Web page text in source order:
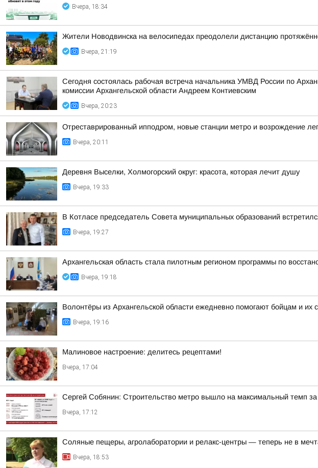
Вчера, 18:34
Жители Новодвинска на велосипедах преодолели дистанцию
Вчера, 21:19
Сегодня состоялась рабочая встреча начальника УМВД России по
комиссии Архангельской области Андреем Контиевским
Вчера, 20:23
Отреставрированный ипподром, новые станции метро и возрождение
Вчера, 20:11
Деревня Выселки, Холмогорский округ: красота, которая лечит душу
Вчера, 19:33
В Котласе председатель Совета муниципальных образований
Вчера, 19:27
Архангельская область стала пилотным регионом программы по
Вчера, 19:18
Волонтёры из Архангельской области ежедневно помогают бойцам и их
Вчера, 19:16
Малиновое настроение: делитесь рецептами!
Вчера, 17:04
Сергей Собянин: Строительство метро вышло на максимальный темп за
Вчера, 17:12
Соляные пещеры, агролаборатории и релакс-центры — теперь не в
Вчера, 18:53